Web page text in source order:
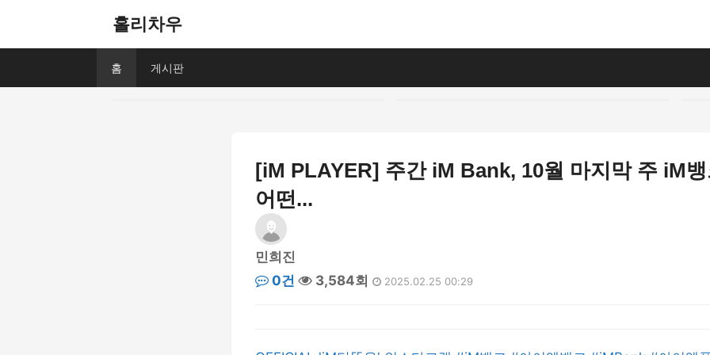
홀리차우
홈 게시판
[iM PLAYER] 주간 iM Bank, 10월 마지막 주 iM
어떤...
민희진
0건
3,584회 2025.02.25 00:29